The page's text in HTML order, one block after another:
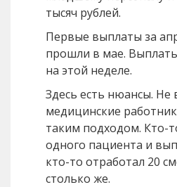
тысяч рублей.
Первые выплаты за
прошли в мае.
на этой неделе.
Здесь есть нюансы. Не
медицинские
таким подходом. Кто-
одного пациента и
кто-то отработал 20
столько же.